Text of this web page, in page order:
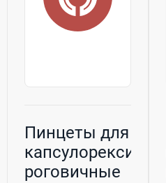
Пинцеты для
капсулорексиса,
роговичные